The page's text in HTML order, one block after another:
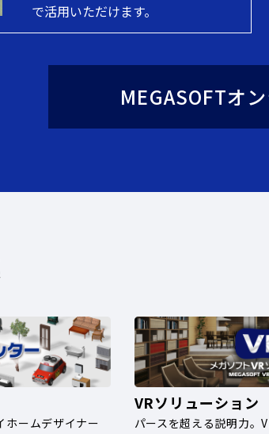
で活用いただけます。
MEGASOFTオ
ホームデザイナー
VRソリューション
パースを超える説明力。